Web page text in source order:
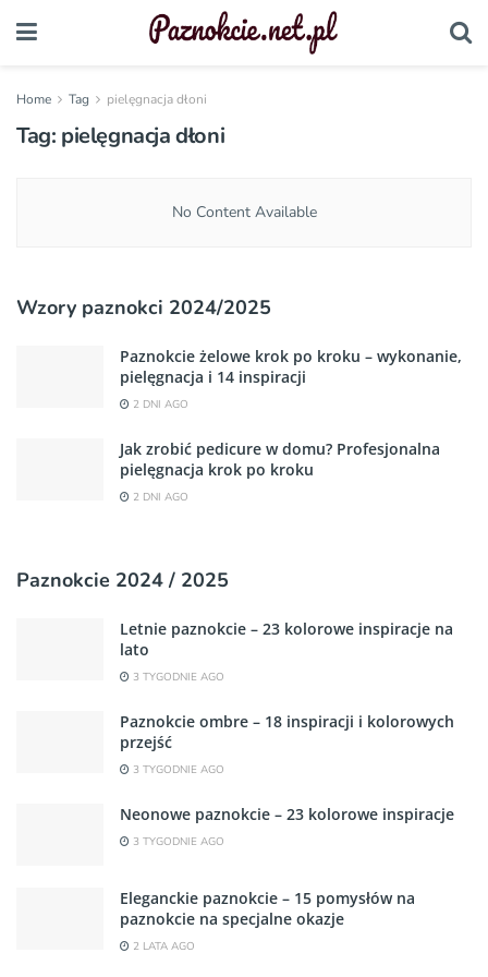
Home Tag pielęgnacja dłoni
Tag: pielęgnacja dłoni
No Content Available
Wzory paznokci 2024/2025
Paznokcie żelowe krok po kroku – wykonanie,
pielęgnacja i 14 inspiracji
2 DNI AGO
Jak zrobić pedicure w domu? Profesjonalna
pielęgnacja krok po kroku
2 DNI AGO
Paznokcie 2024 / 2025
Letnie paznokcie – 23 kolorowe inspiracje na
lato
3 TYGODNIE AGO
Paznokcie ombre – 18 inspiracji i kolorowych
przejść
3 TYGODNIE AGO
Neonowe paznokcie – 23 kolorowe inspiracje
3 TYGODNIE AGO
Eleganckie paznokcie – 15 pomysłów na
paznokcie na specjalne okazje
2 LATA AGO